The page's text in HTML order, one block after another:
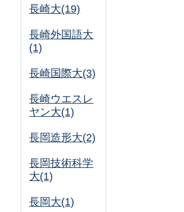
長崎大(19)
長崎外国語大
(1)
長崎国際大(3)
長崎ウエスレ
ヤン大(1)
長岡造形大(2)
長岡技術科学
大(1)
長岡大(1)